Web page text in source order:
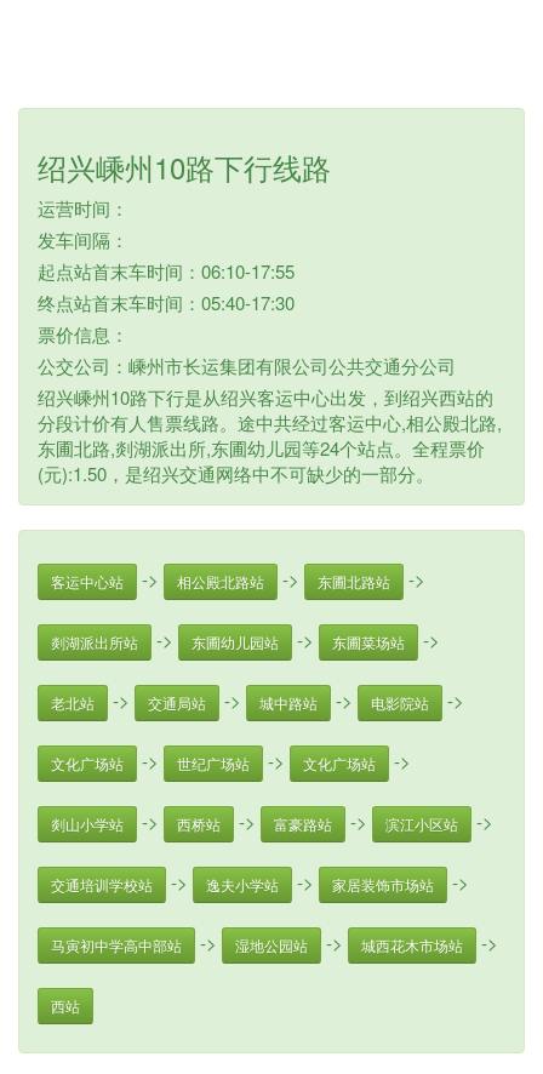
绍兴嵊州10路下行线路
运营时间：
发车间隔：
起点站首末车时间：06:10-17:55
终点站首末车时间：05:40-17:30
票价信息：
公交公司：嵊州市长运集团有限公司公共交通分公司
绍兴嵊州10路下行是从绍兴客运中心出发，到绍兴西站的
分段计价有人售票线路。途中共经过客运中心,相公殿北路,
东圃北路,剡湖派出所,东圃幼儿园等24个站点。全程票价
(元):1.50，是绍兴交通网络中不可缺少的一部分。
客运中心站 -> 相公殿北路站 -> 东圃北路站 ->
剡湖派出所站 -> 东圃幼儿园站 -> 东圃菜场站 ->
老北站 -> 交通局站 -> 城中路站 -> 电影院站 ->
文化广场站 -> 世纪广场站 -> 文化广场站 ->
剡山小学站 -> 西桥站 -> 富豪路站 -> 滨江小区站 ->
交通培训学校站 -> 逸夫小学站 -> 家居装饰市场站 ->
马寅初中学高中部站 -> 湿地公园站 -> 城西花木市场站 ->
西站